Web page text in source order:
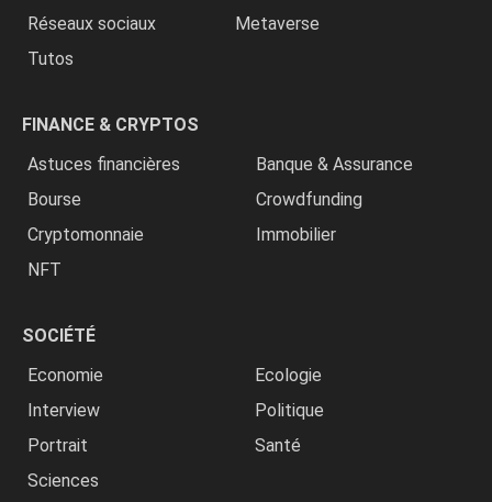
Réseaux sociaux
Metaverse
Tutos
FINANCE & CRYPTOS
Astuces financières
Banque & Assurance
Bourse
Crowdfunding
Cryptomonnaie
Immobilier
NFT
SOCIÉTÉ
Economie
Ecologie
Interview
Politique
Portrait
Santé
Sciences